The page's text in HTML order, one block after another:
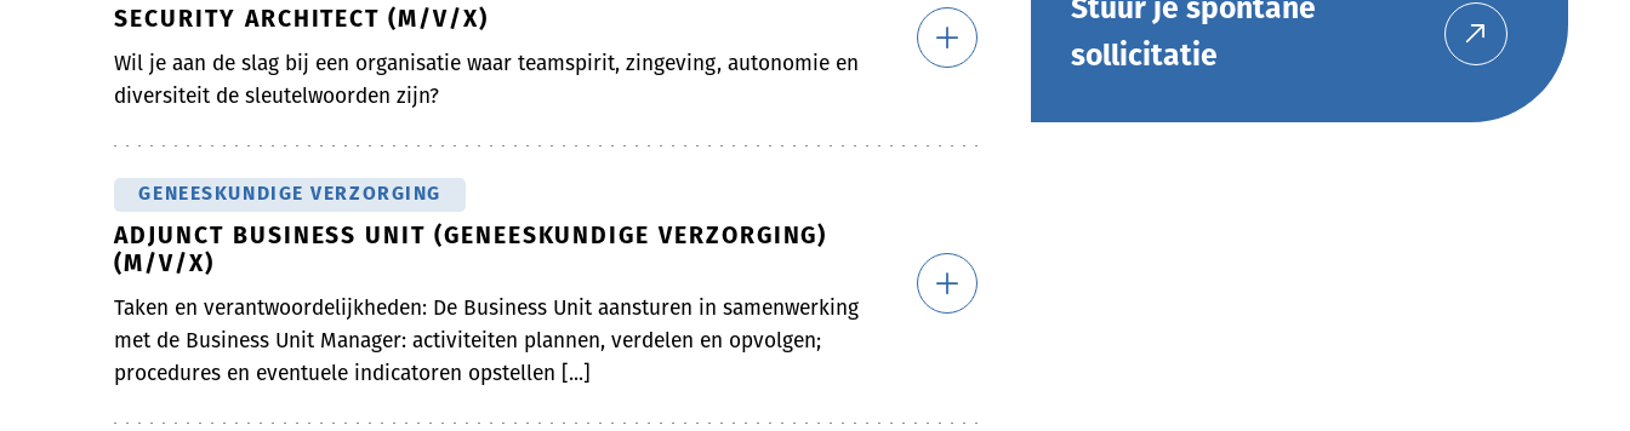
SECURITY ARCHITECT (M/V/X)
Wil je aan de slag bij een organisatie waar teamspirit, zingeving, autonomie en
diversiteit de sleutelwoorden zijn?
GENEESKUNDIGE VERZORGING
ADJUNCT BUSINESS UNIT (GENEESKUNDIGE VERZORGING)
(M/V/X)
Taken en verantwoordelijkheden: De Business Unit aansturen in samenwerking
met de Business Unit Manager: activiteiten plannen, verdelen en opvolgen;
procedures en eventuele indicatoren opstellen [...]
Stuur je spontane
sollicitatie